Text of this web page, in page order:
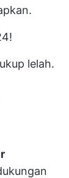
lelah.